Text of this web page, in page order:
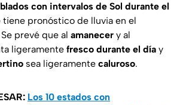
con intervalos de Sol durante el
tiene pronóstico de lluvia en el
prevé que al amanecer y al
ligeramente fresco durante el día y
sea ligeramente caluroso.
Los 10 estados con